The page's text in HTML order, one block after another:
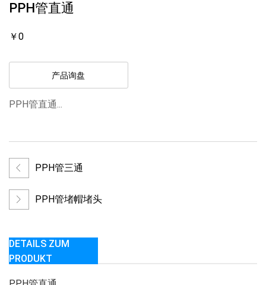
PPH管直通
￥0
产品询盘
PPH管直通...
PPH管三通
PPH管堵帽堵头
DETAILS ZUM
PRODUKT